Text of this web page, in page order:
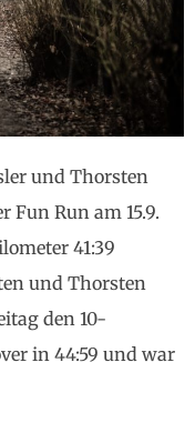
und Thorsten
Run am 15.9.
41:39
und Thorsten
den 10-
in 44:59 und war